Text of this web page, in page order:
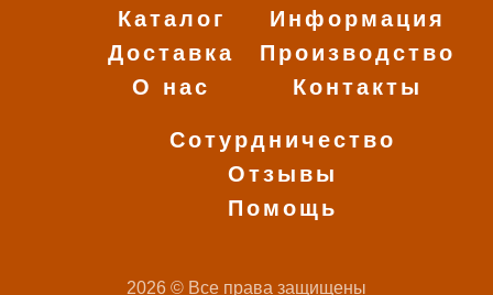
2026 © Все права защищены
Каталог
Доставка
О нас
Информация
Производство
Контакты
Сотурдничество
Отзывы
Помощь